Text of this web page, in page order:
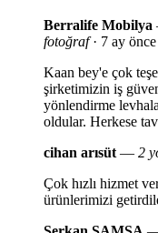
Berralife Mobilya
fotoğraf· 7 ay önce
Kaan bey'e çok
şirketimizin iş
yönlendirme
oldular. Herkese
cihan arısüt— 2
Çok hızlı hizmet
ürünlerimizi